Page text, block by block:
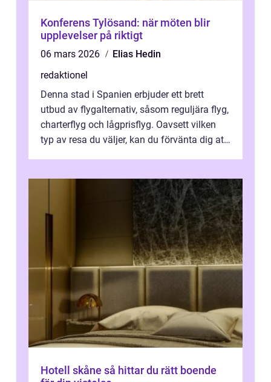
Konferens Tylösand: när möten blir
upplevelser på riktigt
06 mars 2026
Elias Hedin
redaktionel
Denna stad i Spanien erbjuder ett brett
utbud av flygalternativ, såsom reguljära flyg,
charterflyg och lågprisflyg. Oavsett vilken
typ av resa du väljer, kan du förvänta dig att
Hotell skåne så hittar du rätt boende